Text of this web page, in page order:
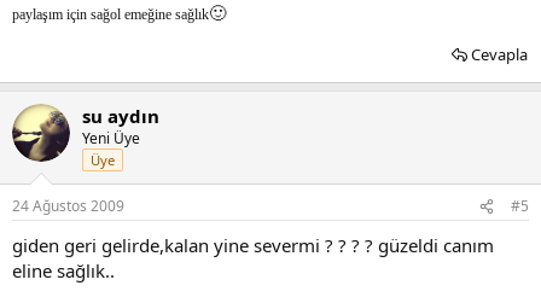
paylaşım için sağol emeğine sağlık🙂
Cevapla
su aydın
Yeni Üye
Üye
24 Ağustos 2009 #5
giden geri gelirde,kalan yine severmi ? ? ? ? güzeldi canım
eline sağlık..